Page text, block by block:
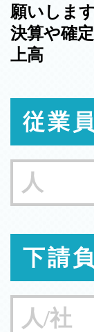
願いします
決算や確
上高
従業
下請